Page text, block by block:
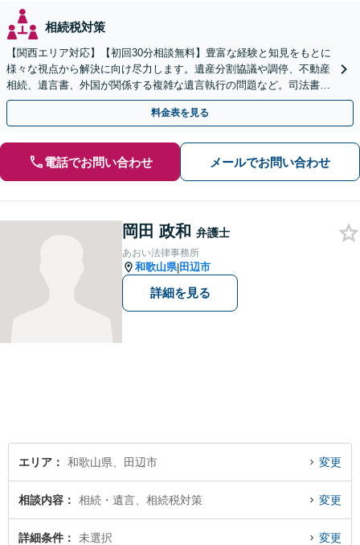
相続税対策
【関西エリア対応】【初回30分相談無料】豊富な経験と知見をもとに
様々な視点から解決に向け尽力します。遺産分割協議や調停、不動産
相続、遺言書、外国が関係する複雑な遺言執行の問題など。司法書士
や税理士とも連携し、円滑な解決を【オンライン面談可】
料金表を見る
電話でお問い合わせ メールでお問い合わせ
岡田 政和 弁護士
あおい法律事務所
和歌山県|田辺市
詳細を見る
エリア 和歌山県、田辺市 変更
相談内容 相続・遺言、相続税対策 変更
詳細条件 未選択 変更